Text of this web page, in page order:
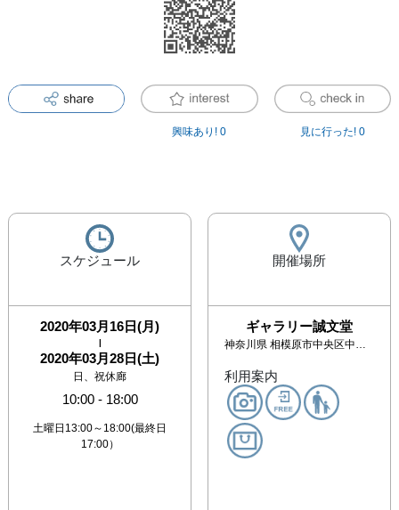
興味あり! 0 見に行った! 0
スケジュール
2020年03月16日(月)
|
2020年03月28日(土)
日、祝休廊
10:00- 18:00
土曜日13:00～18:00(最終日
17:00）
開催場所
ギャラリー誠文堂
神奈川県 相模原市中央区中央3-7-1
利用案内